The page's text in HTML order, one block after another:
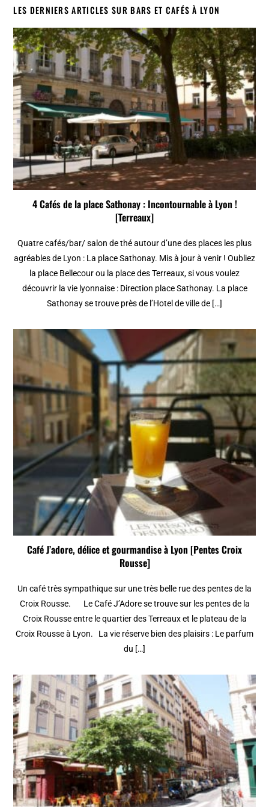
LES DERNIERS ARTICLES SUR BARS ET CAFÉS À LYON
4 Cafés de la place Sathonay : Incontournable à Lyon !
[Terreaux]
Quatre cafés/bar/ salon de thé autour d’une des places les plus
agréables de Lyon : La place Sathonay. Mis à jour à venir ! Oubliez
la place Bellecour ou la place des Terreaux, si vous voulez
découvrir la vie lyonnaise : Direction place Sathonay. La place
Sathonay se trouve près de l’Hotel de ville de […]
Café J’adore, délice et gourmandise à Lyon [Pentes Croix
Rousse]
Un café très sympathique sur une très belle rue des pentes de la
Croix Rousse. Le Café J’Adore se trouve sur les pentes de la
Croix Rousse entre le quartier des Terreaux et le plateau de la
Croix Rousse à Lyon. La vie réserve bien des plaisirs : Le parfum
du […]